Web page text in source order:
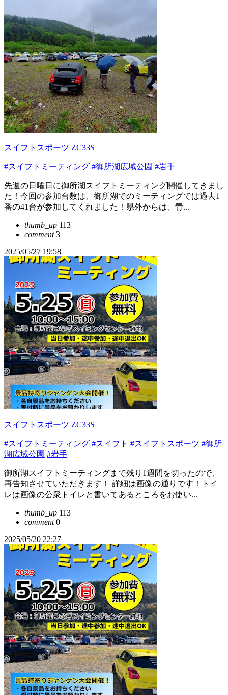
スイフトスポーツ ZC33S
#スイフトミーティング #御所湖広域公園 #岩手
先週の日曜日に御所湖スイフトミーティング開催してきまし
た！今回の参加台数は、御所湖でのミーティングでは過去1
番の41台が参加してくれました！県外からは、青...
thumb_up 113
comment3
2025/05/27 19:58
スイフトスポーツ ZC33S
#スイフトミーティング #スイフト #スイフトスポーツ #御所
湖広域公園 #岩手
御所湖スイフトミーティングまで残り1週間を切ったので、
再告知させていただきます！ 詳細は画像の通りです！トイ
レは画像の公衆トイレと書いてあるところをお使い...
thumb_up 113
comment0
2025/05/20 22:27